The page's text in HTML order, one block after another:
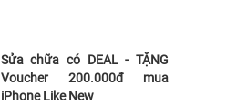
Sửa chữa có DEAL - TẶNG
Voucher 200.000đ mua
iPhone Like New